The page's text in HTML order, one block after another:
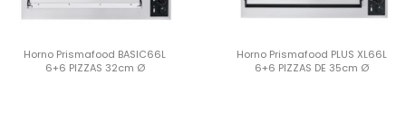
Horno Prismafood BASIC66L
6+6 PIZZAS 32cm Ø
Horno Prismafood PLUS XL66L
6+6 PIZZAS DE 35cm Ø